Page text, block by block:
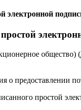
электронной
общество)
о предоставлении
простой